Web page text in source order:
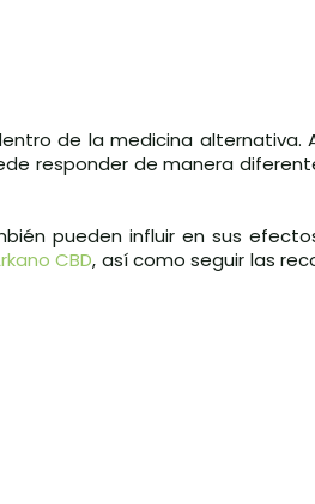
de la medicina alternativa.
responder de manera
pueden influir en sus
CBD, así como seguir las